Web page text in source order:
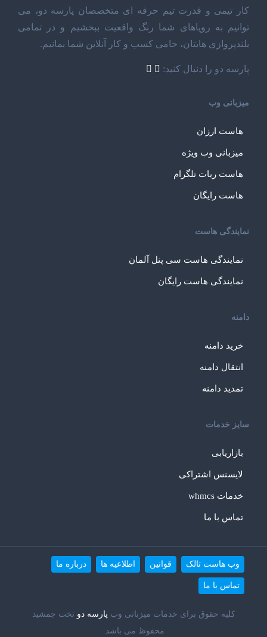
کار تیمی و قدرت تیم حرفه ای متخصصان پارسه دو، می
توانیم به رویاهای شما رنگ واقعیت ببخشیم و در تمامی
بلندپروازی هایتان، حامی کسب و کار آنلاین شما بمانیم.
پارسه دو را دنبال کنید:
میزبانی وب
هاست ارزان
میزبانی وب ویژه
هاست ربات تلگرام
هاست رایگان
نمایندگی هاست
نمایندگی هاست سی پنل آلمان
نمایندگی هاست رایگان
دامنه
خرید دامنه
انتقال دامنه
تمدید دامنه
سایز خدمات
بازاریابی
لایسنس اشتراکی
خدمات whmcs
تماس با ما
وب هاست تالک قوانین اطلاعیه ها درباره ما
تماس با ما
کلیه حقوق برای خدمات میزبانی وب پارسه دو تخت جمشید
محفوظ می باشد.